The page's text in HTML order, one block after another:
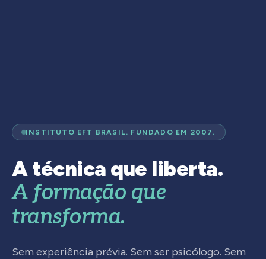
INSTITUTO EFT BRASIL. FUNDADO EM 2007.
A técnica que liberta.
A formação que
transforma.
Sem experiência prévia. Sem ser psicólogo. Sem